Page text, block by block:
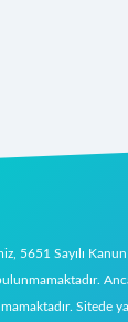
5651 Sayılı
Sitede